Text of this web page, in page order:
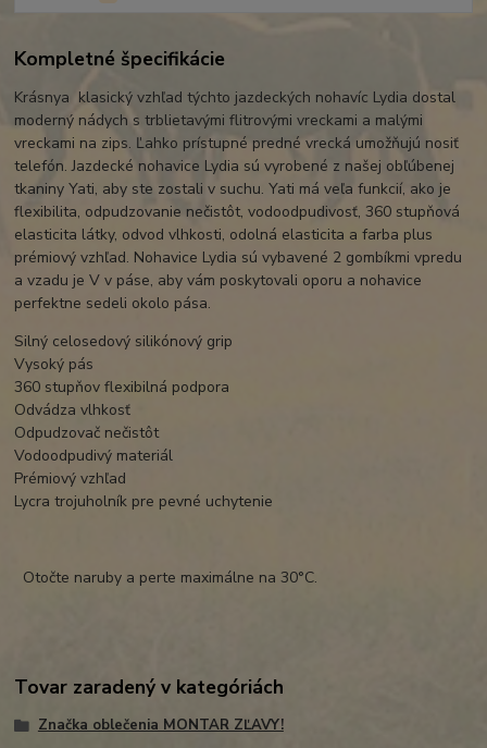
Kompletné špecifikácie
Krásnya klasický vzhľad týchto jazdeckých nohavíc Lydia dostal
moderný nádych s trblietavými flitrovými vreckami a malými
vreckami na zips. Ľahko prístupné predné vrecká umožňujú nosiť
telefón. Jazdecké nohavice Lydia sú vyrobené z našej obľúbenej
tkaniny Yati, aby ste zostali v suchu. Yati má veľa funkcií, ako je
flexibilita, odpudzovanie nečistôt, vodoodpudivosť, 360 stupňová
elasticita látky, odvod vlhkosti, odolná elasticita a farba plus
prémiový vzhľad. Nohavice Lydia sú vybavené 2 gombíkmi vpredu
a vzadu je V v páse, aby vám poskytovali oporu a nohavice
perfektne sedeli okolo pása.
Silný celosedový silikónový grip
Vysoký pás
360 stupňov flexibilná podpora
Odvádza vlhkosť
Odpudzovač nečistôt
Vodoodpudivý materiál
Prémiový vzhľad
Lycra trojuholník pre pevné uchytenie
Otočte naruby a perte maximálne na 30°C.
Tovar zaradený v kategóriách
Značka oblečenia MONTAR ZĽAVY!